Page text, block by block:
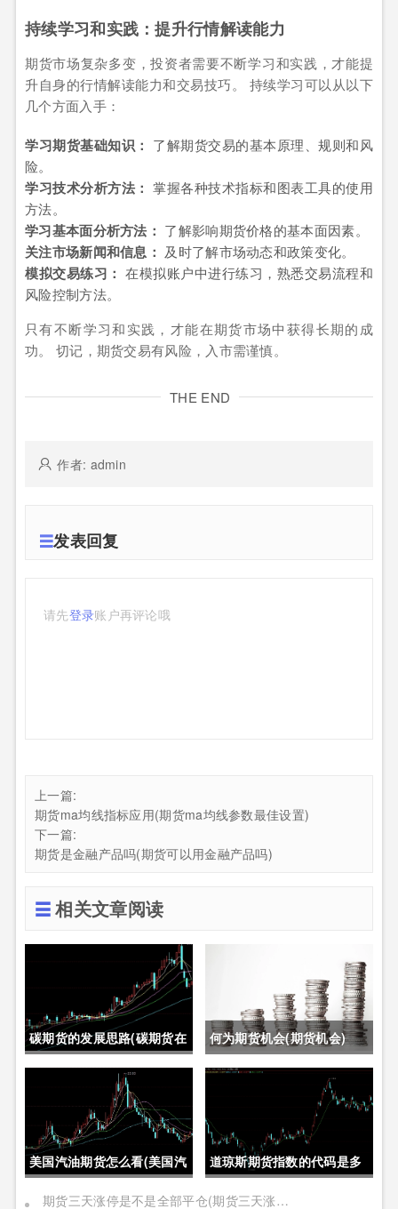
持续学习和实践：提升行情解读能力
期货市场复杂多变，投资者需要不断学习和实践，才能提
升自身的行情解读能力和交易技巧。 持续学习可以从以下
几个方面入手：
学习期货基础知识： 了解期货交易的基本原理、规则和风
险。
学习技术分析方法： 掌握各种技术指标和图表工具的使用
方法。
学习基本面分析方法： 了解影响期货价格的基本面因素。
关注市场新闻和信息： 及时了解市场动态和政策变化。
模拟交易练习： 在模拟账户中进行练习，熟悉交易流程和
风险控制方法。
只有不断学习和实践，才能在期货市场中获得长期的成
功。 切记，期货交易有风险，入市需谨慎。
THE END
作者: admin
发表回复
请先登录账户再评论哦
上一篇:
期货ma均线指标应用(期货ma均线参数最佳设置)
下一篇:
期货是金融产品吗(期货可以用金融产品吗)
相关文章阅读
碳期货的发展思路(碳期货在
中国的发展)
何为期货机会(期货机会)
美国汽油期货怎么看(美国汽
油期货价格)
道琼斯期货指数的代码是多
少位(道琼斯期货指数的代码
期货三天涨停是不是全部平仓(期货三天涨停是不是全部平仓了)